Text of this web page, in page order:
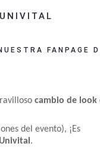
FANPAGE
cambio de look
del evento), ¡Es
Univital .